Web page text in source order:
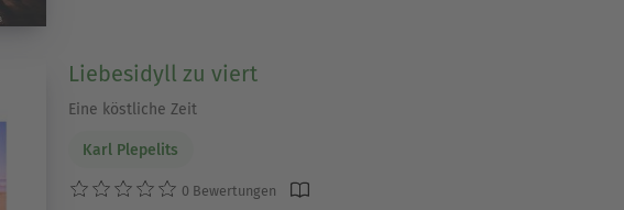
Liebesidyll zu viert
Eine köstliche Zeit
Karl Plepelits
0 Bewertungen